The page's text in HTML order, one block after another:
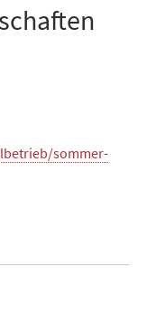
sommer-